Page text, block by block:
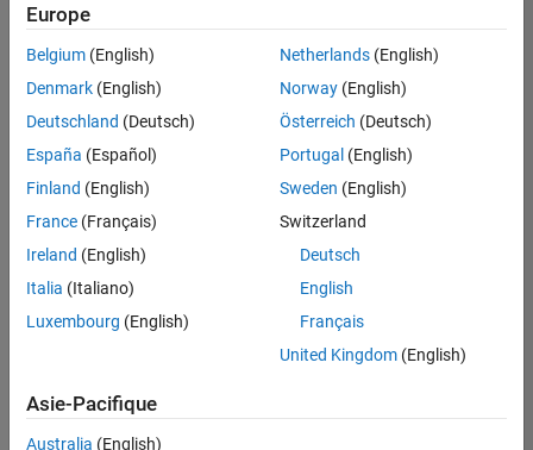
sélectionnées
Les
descriptions
poste
n’ont
pas
été
traduites.
Effectuez
lieu
pour
Europe
Belgium (English)
Denmark (English)
Deutschland (Deutsch)
España (Español)
Finland (English)
France (Français)
Ireland (English)
Italia (Italiano)
Luxembourg (English)
Netherlands(English)
Norway(English)
Österreich (Deutsch)
Portugal (English)
Sweden (English)
Switzerland
Deutsch
English
Français
United Kingdom(English)
Asie-Pacifique
Australia (English)